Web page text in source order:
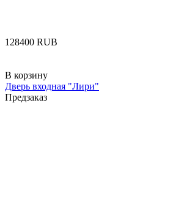
‍128400‍ RUB
В корзину
Дверь входная "Лири"
Предзаказ